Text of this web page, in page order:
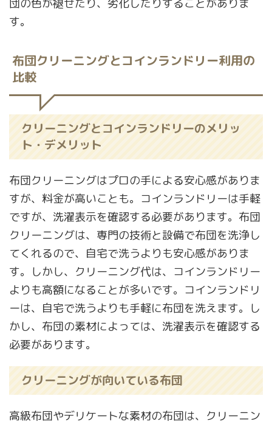
団の色が褪せたり、劣化したりすることがありま
す。
布団クリーニングとコインランドリー利用の
比較
クリーニングとコインランドリーのメリッ
ト・デメリット
布団クリーニングはプロの手による安心感がありま
すが、料金が高いことも。コインランドリーは手軽
ですが、洗濯表示を確認する必要があります。布団
クリーニングは、専門の技術と設備で布団を洗浄し
てくれるので、自宅で洗うよりも安心感がありま
す。しかし、クリーニング代は、コインランドリー
よりも高額になることが多いです。コインランドリ
ーは、自宅で洗うよりも手軽に布団を洗えます。し
かし、布団の素材によっては、洗濯表示を確認する
必要があります。
クリーニングが向いている布団
高級布団やデリケートな素材の布団は、クリーニン